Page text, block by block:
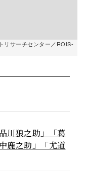
リサーチセンター／ROIS-
川狼之助」「葛
鹿之助」「尤道